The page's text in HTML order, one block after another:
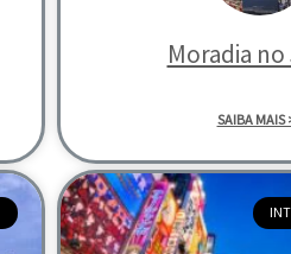
Moradia
SAIBA MAIS